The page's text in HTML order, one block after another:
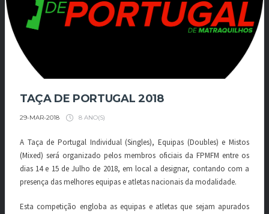
TAÇA DE PORTUGAL 2018
29-MAR-2018 8 ANO(S)
A Taça de Portugal Individual (Singles), Equipas (Doubles) e Mistos
(Mixed) será organizado pelos membros oficiais da FPMFM entre os
dias 14 e 15 de Julho de 2018, em local a designar, contando com a
presença das melhores equipas e atletas nacionais da modalidade.
Esta competição engloba as equipas e atletas que sejam apurados